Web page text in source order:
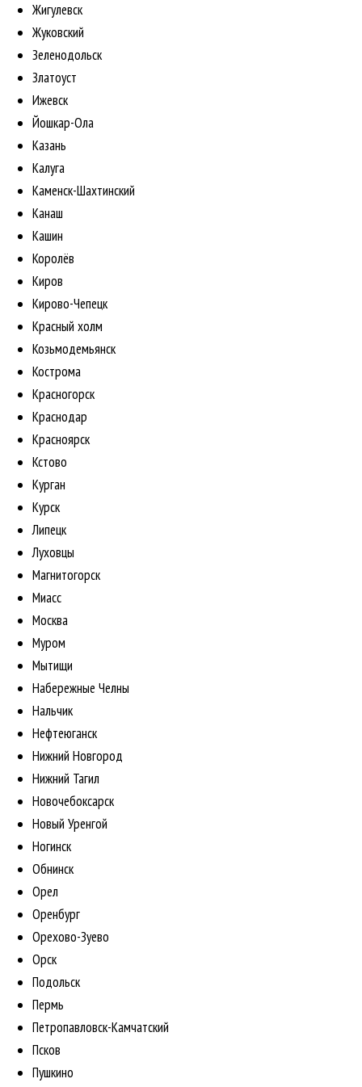
Жигулевск
Жуковский
Зеленодольск
Златоуст
Ижевск
Йошкар-Ола
Казань
Калуга
Каменск-Шахтинский
Канаш
Кашин
Королёв
Киров
Кирово-Чепецк
Красный холм
Козьмодемьянск
Кострома
Красногорск
Краснодар
Красноярск
Кстово
Курган
Курск
Липецк
Луховцы
Магнитогорск
Миасс
Москва
Муром
Мытищи
Набережные Челны
Нальчик
Нефтеюганск
Нижний Новгород
Нижний Тагил
Новочебоксарск
Новый Уренгой
Ногинск
Обнинск
Орел
Оренбург
Орехово-Зуево
Орск
Подольск
Пермь
Петропавловск-Камчатский
Псков
Пушкино